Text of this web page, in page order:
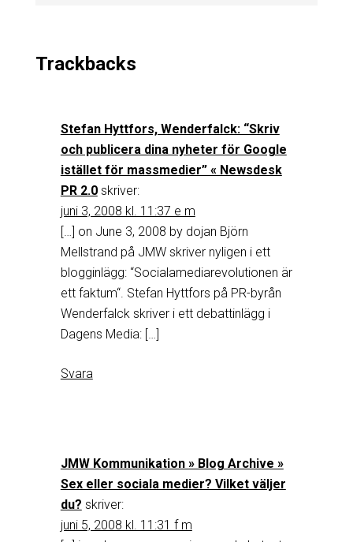
Trackbacks
Stefan Hyttfors, Wenderfalck: “Skriv
och publicera dina nyheter för Google
istället för massmedier” « Newsdesk
PR 2.0 skriver:
juni 3, 2008 kl. 11:37 e m
[…] on June 3, 2008 by dojan Björn
Mellstrand på JMW skriver nyligen i ett
blogginlägg: “Socialamediarevolutionen är
ett faktum“. Stefan Hyttfors på PR-byrån
Wenderfalck skriver i ett debattinlägg i
Dagens Media: […]
Svara
JMW Kommunikation » Blog Archive »
Sex eller sociala medier? Vilket väljer
du? skriver:
juni 5, 2008 kl. 11:31 f m